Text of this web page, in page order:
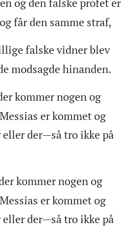
og den falske profet er
får den samme straf,
falske vidner blev
modsagde hinanden.
kommer nogen og
er kommet og
der—så tro ikke på
kommer nogen og
er kommet og
der—så tro ikke på